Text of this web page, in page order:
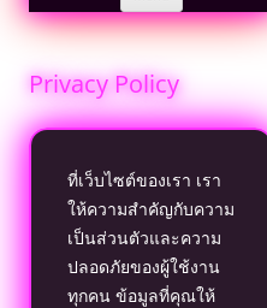
Privacy Policy
ที่เว็บไซต์ของเรา เรา
ให้ความสำคัญกับความ
เป็นส่วนตัวและความ
ปลอดภัยของผู้ใช้งาน
ทุกคน ข้อมูลที่คุณให้